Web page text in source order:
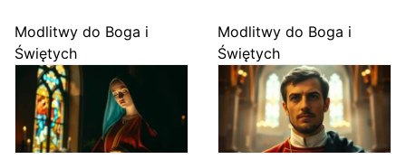
Modlitwy do Boga i
Świętych
Modlitwy do Boga i
Świętych